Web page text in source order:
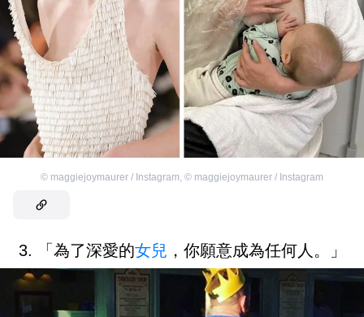
© maggiejoymaurer / Instagram © maggiejoymaurer / Instagram
3. 「為了深愛的女兒 ，你願意成為任何人。」